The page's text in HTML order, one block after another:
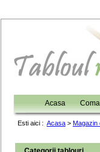
Acasa
Esti aici : Acasa > Magazin